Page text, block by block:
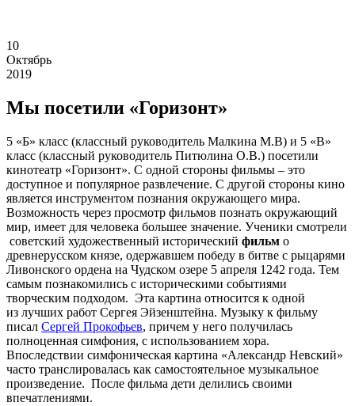
10
Октябрь
2019
Мы посетили «Горизонт»
5 «Б» класс (классный руководитель Малкина М.В) и 5 «В»
класс (классный руководитель Питюлина О.В.) посетили
кинотеатр «Горизонт». С одной стороны фильмы – это
доступное и популярное развлечение. С другой стороны кино
является инструментом познания окружающего мира.
Возможность через просмотр фильмов познать окружающий
мир, имеет для человека большее значение. Ученики смотрели
советский художественный исторический фильм о
древнерусском князе, одержавшем победу в битве с рыцарями
Ливонского ордена на Чудском озере 5 апреля 1242 года. Тем
самым познакомились с историческими событиями
творческим подходом. Эта картина относится к одной
из лучших работ Сергея Эйзенштейна. Музыку к фильму
писал Сергей Прокофьев, причем у него получилась
полноценная симфония, с использованием хора.
Впоследствии симфоническая картина «Александр Невский»
часто транслировалась как самостоятельное музыкальное
произведение. После фильма дети делились своими
впечатлениями.